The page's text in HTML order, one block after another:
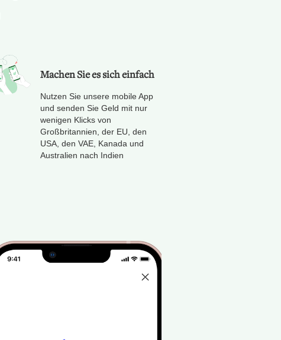
Machen Sie es sich einfach
Nutzen Sie unsere mobile App
und senden Sie Geld mit nur
wenigen Klicks von
Großbritannien, der EU, den
USA, den VAE, Kanada und
Australien nach Indien